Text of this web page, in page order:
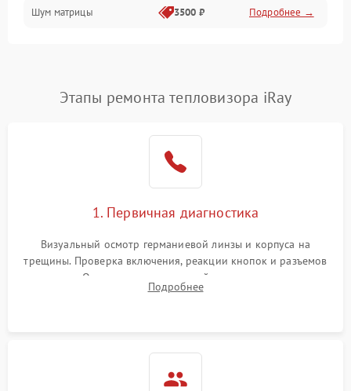
Проблемы питания
Сбои коммуникаций и интерфейсов
Экран (дисплей)
Шум матрицы 3500 ₽ Подробнее →
Этапы ремонта тепловизора iRay
1. Первичная диагностика
Визуальный осмотр германиевой линзы и корпуса на
трещины. Проверка включения, реакции кнопок и разъемов
зарядки. Оценка вывода тепловой сигнатуры на экран,
проверка базовых функций и считывание системных
Подробнее